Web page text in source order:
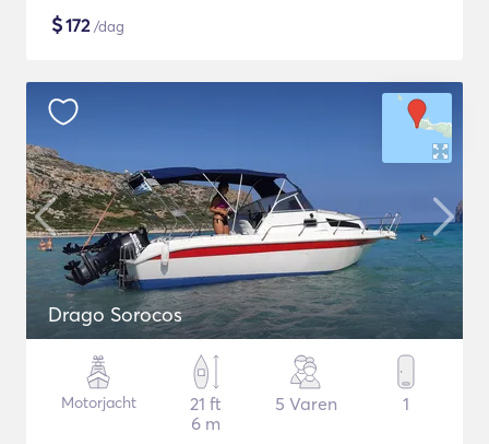
$172/dag
Drago Sorocos
Motorjacht
21 ft
6 m
5 Varen 1